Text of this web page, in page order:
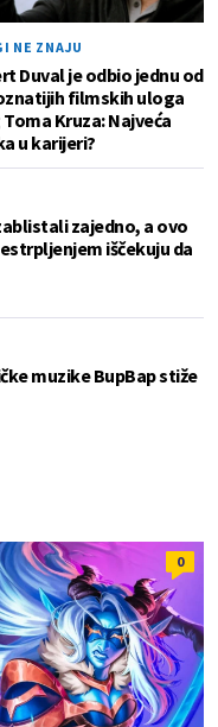
NE ZNAJU
Duval je odbio jednu od
filmskih uloga
Kruza: Najveća
u karijeri?
zajedno, a ovo
iščekuju da
muzike BupBap stiže
0